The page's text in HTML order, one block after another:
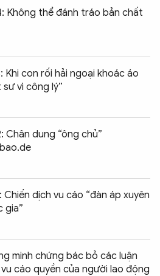
Không thể đánh tráo bản chất
Khi con rối hải ngoại khoác áo
sư vì công lý”
Chân dung “ông chủ”
Chiến dịch vu cáo “đàn áp xuyên
gia”
minh chứng bác bỏ các luận
cáo quyền của người lao động